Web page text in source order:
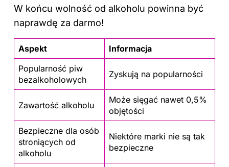
W końcu wolność od alkoholu powinna być
naprawdę za darmo!
Aspekt
Informacja
Popularność piw
bezalkoholowych
Zyskują na popularności
Zawartość alkoholu
Może sięgać nawet 0,5%
objętości
Bezpieczne dla osób
stroniących od
alkoholu
Niektóre marki nie są tak
bezpieczne